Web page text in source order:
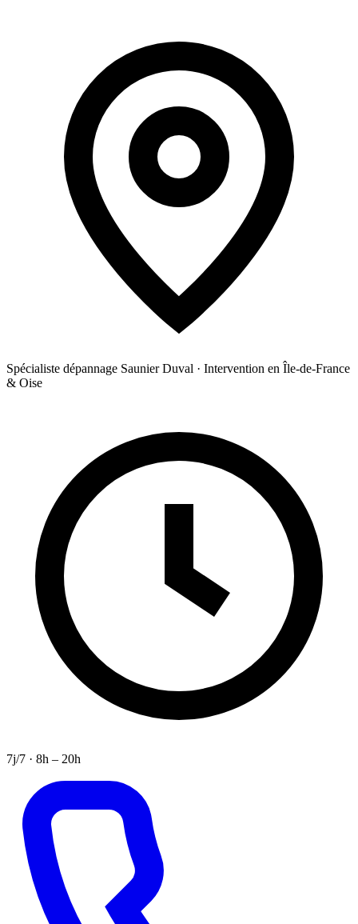
Spécialiste dépannage Saunier Duval · Intervention en Île-de-France
& Oise
7j/7 · 8h – 20h